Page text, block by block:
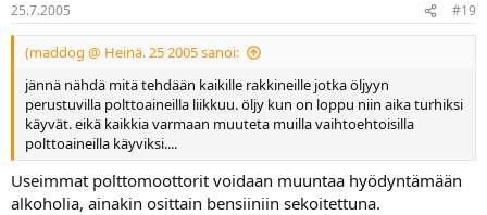
25.7.2005 #19
(maddog @ Heinä. 25 2005 sanoi:
jännä nähdä mitä tehdään kaikille rakkineille jotka öljyyn
perustuvilla polttoaineilla liikkuu. öljy kun on loppu niin aika turhiksi
käyvät. eikä kaikkia varmaan muuteta muilla vaihtoehtoisilla
polttoaineilla käyviksi....
Useimmat polttomoottorit voidaan muuntaa hyödyntämään
alkoholia, ainakin osittain bensiiniin sekoitettuna.